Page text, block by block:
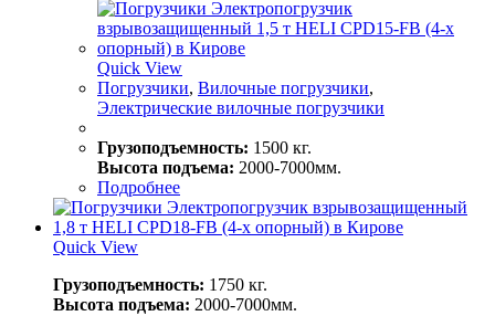
Quick View
Погрузчики, Вилочные погрузчики,
Электрические вилочные погрузчики
Грузоподъемность: 1500 кг.
Высота подъема: 2000-7000мм.
Подробнее
Quick View
Грузоподъемность: 1750 кг.
Высота подъема: 2000-7000мм.